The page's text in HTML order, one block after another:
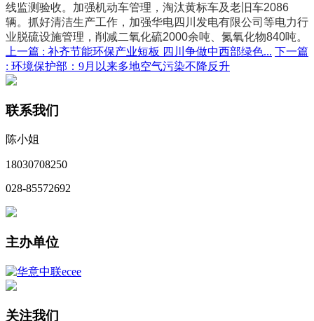
线监测验收。加强机动车管理，淘汰黄标车及老旧车2086
辆。抓好清洁生产工作，加强华电四川发电有限公司等电力行
业脱硫设施管理，削减二氧化硫2000余吨、氮氧化物840吨。
上一篇 : 补齐节能环保产业短板 四川争做中西部绿色... 下一篇
: 环境保护部：9月以来多地空气污染不降反升
联系我们
陈小姐
18030708250
028-85572692
主办单位
关注我们